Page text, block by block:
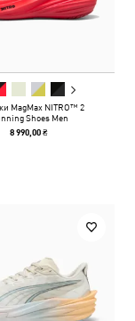
MagMax NITRO™ 2
Shoes Men
8 990,00 ₴